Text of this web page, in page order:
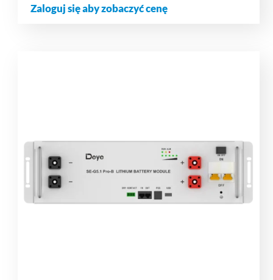
Zaloguj się aby zobaczyć cenę